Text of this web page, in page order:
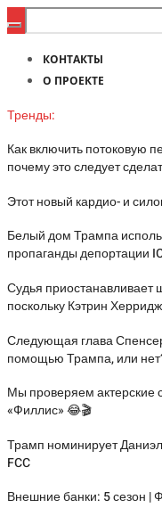
КОНТАКТЫ
О ПРОЕКТЕ
Тренды:
Как включить потоковую
почему это следует
Этот новый кардио- и
Белый дом Трампа
пропаганды депортации
Судья приостанавливает
поскольку Кэтрин
Следующая глава
помощью Трампа, или
Мы проверяем актерские
«Филлис» 😂🎬
Трамп номинирует
FCC
Внешние банки: 5 сезон |